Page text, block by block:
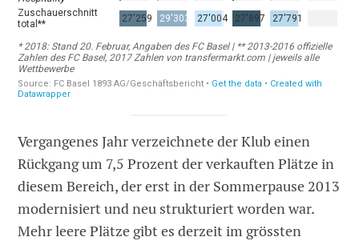
Vergangenes Jahr verzeichnete der Klub einen
Rückgang um 7,5 Prozent der verkauften Plätze in
diesem Bereich, der erst in der Sommerpause 2013
modernisiert und neu strukturiert worden war.
Mehr leere Plätze gibt es derzeit im grössten